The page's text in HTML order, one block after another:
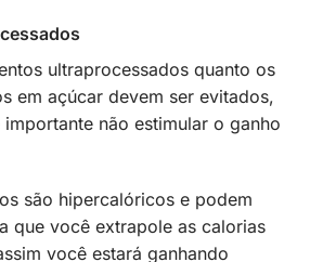
ultraprocessados quanto os
em açúcar devem ser evitados,
não estimular o ganho
são hipercalóricos e podem
que você extrapole as calorias
você estará ganhando